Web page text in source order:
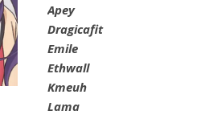
Apey
Dragicafit
Emile
Ethwall
Kmeuh
Lama